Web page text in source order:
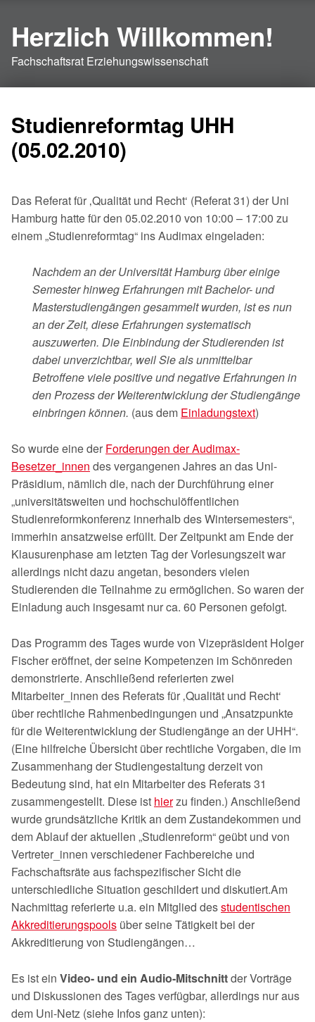
Herzlich Willkommen!
Fachschaftsrat Erziehungswissenschaft
Studienreformtag UHH
(05.02.2010)
Das Referat für ‚Qualität und Recht‘ (Referat 31) der Uni
Hamburg hatte für den 05.02.2010 von 10:00 – 17:00 zu
einem „Studienreformtag“ ins Audimax eingeladen:
Nachdem an der Universität Hamburg über einige
Semester hinweg Erfahrungen mit Bachelor- und
Masterstudiengängen gesammelt wurden, ist es nun
an der Zeit, diese Erfahrungen systematisch
auszuwerten. Die Einbindung der Studierenden ist
dabei unverzichtbar, weil Sie als unmittelbar
Betroffene viele positive und negative Erfahrungen in
den Prozess der Weiterentwicklung der Studiengänge
einbringen können. (aus dem Einladungstext)
So wurde eine der Forderungen der Audimax-
Besetzer_innen des vergangenen Jahres an das Uni-
Präsidium, nämlich die, nach der Durchführung einer
„universitätsweiten und hochschulöffentlichen
Studienreformkonferenz innerhalb des Wintersemesters“,
immerhin ansatzweise erfüllt. Der Zeitpunkt am Ende der
Klausurenphase am letzten Tag der Vorlesungszeit war
allerdings nicht dazu angetan, besonders vielen
Studierenden die Teilnahme zu ermöglichen. So waren der
Einladung auch insgesamt nur ca. 60 Personen gefolgt.
Das Programm des Tages wurde von Vizepräsident Holger
Fischer eröffnet, der seine Kompetenzen im Schönreden
demonstrierte. Anschließend referierten zwei
Mitarbeiter_innen des Referats für ‚Qualität und Recht‘
über rechtliche Rahmenbedingungen und „Ansatzpunkte
für die Weiterentwicklung der Studiengänge an der UHH“.
(Eine hilfreiche Übersicht über rechtliche Vorgaben, die im
Zusammenhang der Studiengestaltung derzeit von
Bedeutung sind, hat ein Mitarbeiter des Referats 31
zusammengestellt. Diese ist hierzu finden.) Anschließend
wurde grundsätzliche Kritik an dem Zustandekommen und
dem Ablauf der aktuellen „Studienreform“ geübt und von
Vertreter_innen verschiedener Fachbereiche und
Fachschaftsräte aus fachspezifischer Sicht die
unterschiedliche Situation geschildert und diskutiert.Am
Nachmittag referierte u.a. ein Mitglied desstudentischen
Akkreditierungspools über seine Tätigkeit bei der
Akkreditierung von Studiengängen…
Es ist ein Video- und ein Audio-Mitschnittder Vorträge
und Diskussionen des Tages verfügbar, allerdings nur aus
dem Uni-Netz (siehe Infos ganz unten):